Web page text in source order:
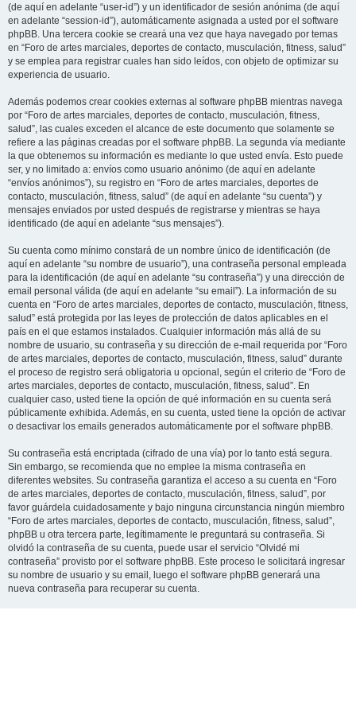
(de aquí en adelante “user-id”) y un identificador de sesión anónima (de aquí
en adelante “session-id”), automáticamente asignada a usted por el software
phpBB. Una tercera cookie se creará una vez que haya navegado por temas
en “Foro de artes marciales, deportes de contacto, musculación, fitness, salud”
y se emplea para registrar cuales han sido leídos, con objeto de optimizar su
experiencia de usuario.
Además podemos crear cookies externas al software phpBB mientras navega
por “Foro de artes marciales, deportes de contacto, musculación, fitness,
salud”, las cuales exceden el alcance de este documento que solamente se
refiere a las páginas creadas por el software phpBB. La segunda vía mediante
la que obtenemos su información es mediante lo que usted envía. Esto puede
ser, y no limitado a: envíos como usuario anónimo (de aquí en adelante
“envíos anónimos”), su registro en “Foro de artes marciales, deportes de
contacto, musculación, fitness, salud” (de aquí en adelante “su cuenta”) y
mensajes enviados por usted después de registrarse y mientras se haya
identificado (de aquí en adelante “sus mensajes”).
Su cuenta como mínimo constará de un nombre único de identificación (de
aquí en adelante “su nombre de usuario”), una contraseña personal empleada
para la identificación (de aquí en adelante “su contraseña”) y una dirección de
email personal válida (de aquí en adelante “su email”). La información de su
cuenta en “Foro de artes marciales, deportes de contacto, musculación, fitness,
salud” está protegida por las leyes de protección de datos aplicables en el
país en el que estamos instalados. Cualquier información más allá de su
nombre de usuario, su contraseña y su dirección de e-mail requerida por “Foro
de artes marciales, deportes de contacto, musculación, fitness, salud” durante
el proceso de registro será obligatoria u opcional, según el criterio de “Foro de
artes marciales, deportes de contacto, musculación, fitness, salud”. En
cualquier caso, usted tiene la opción de qué información en su cuenta será
públicamente exhibida. Además, en su cuenta, usted tiene la opción de activar
o desactivar los emails generados automáticamente por el software phpBB.
Su contraseña está encriptada (cifrado de una vía) por lo tanto está segura.
Sin embargo, se recomienda que no emplee la misma contraseña en
diferentes websites. Su contraseña garantiza el acceso a su cuenta en “Foro
de artes marciales, deportes de contacto, musculación, fitness, salud”, por
favor guárdela cuidadosamente y bajo ninguna circunstancia ningún miembro
“Foro de artes marciales, deportes de contacto, musculación, fitness, salud”,
phpBB u otra tercera parte, legítimamente le preguntará su contraseña. Si
olvidó la contraseña de su cuenta, puede usar el servicio “Olvidé mi
contraseña” provisto por el software phpBB. Este proceso le solicitará ingresar
su nombre de usuario y su email, luego el software phpBB generará una
nueva contraseña para recuperar su cuenta.